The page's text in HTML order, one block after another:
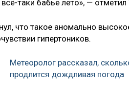
всё-таки бабье лето», —
что такое аномально
гипертоников.
Метеоролог рассказал,
продлится дождливая погода